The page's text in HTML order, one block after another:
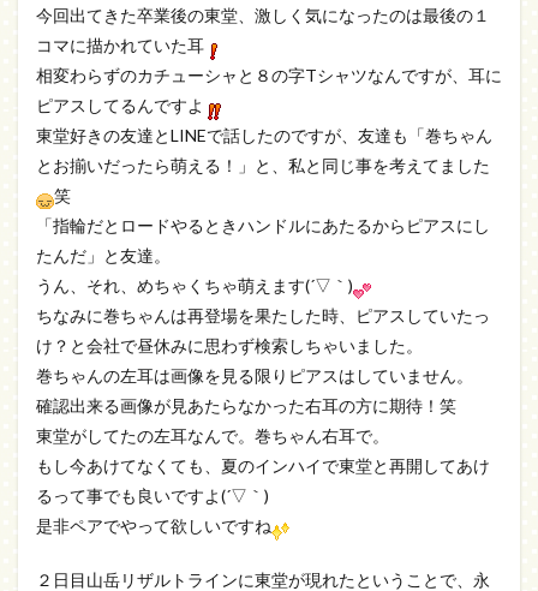
今回出てきた卒業後の東堂、激しく気になったのは最後の１
コマに描かれていた耳
相変わらずのカチューシャと８の字Tシャツなんですが、耳に
ピアスしてるんですよ
東堂好きの友達とLINEで話したのですが、友達も「巻ちゃん
とお揃いだったら萌える！」と、私と同じ事を考えてました
笑
「指輪だとロードやるときハンドルにあたるからピアスにし
たんだ」と友達。
うん、それ、めちゃくちゃ萌えます(´▽｀)
ちなみに巻ちゃんは再登場を果たした時、ピアスしていたっ
け？と会社で昼休みに思わず検索しちゃいました。
巻ちゃんの左耳は画像を見る限りピアスはしていません。
確認出来る画像が見あたらなかった右耳の方に期待！笑
東堂がしてたの左耳なんで。巻ちゃん右耳で。
もし今あけてなくても、夏のインハイで東堂と再開してあけ
るって事でも良いですよ(´▽｀)
是非ペアでやって欲しいですね
２日目山岳リザルトラインに東堂が現れたということで、永